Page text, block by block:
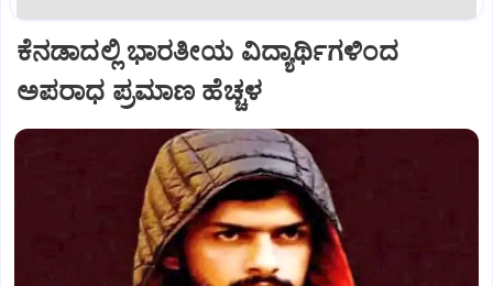
ಕೆನಡಾದಲ್ಲಿ ಭಾರತೀಯ ವಿದ್ಯಾರ್ಥಿಗಳಿಂದ
ಅಪರಾಧ ಪ್ರಮಾಣ ಹೆಚ್ಚಳ